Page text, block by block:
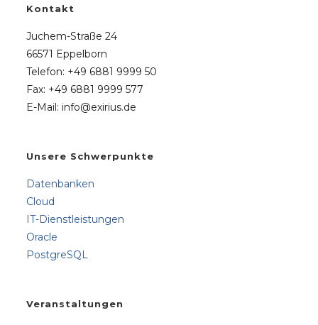
Kontakt
Juchem-Straße 24
66571 Eppelborn
Telefon: +49 6881 9999 50
Fax: +49 6881 9999 577
E-Mail: info@exirius.de
Unsere Schwerpunkte
Datenbanken
Cloud
IT-Dienstleistungen
Oracle
PostgreSQL
Veranstaltungen